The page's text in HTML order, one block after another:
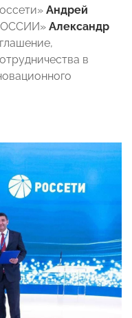
Андрей
Александр
в